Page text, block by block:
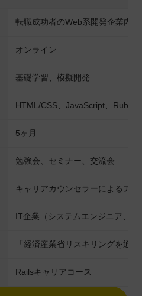
転職成功者のWeb系開発企業内
オンライン
基礎学習、模擬開発
HTML/CSS、JavaScript、Ruby
5ヶ月
勉強会、セミナー、交流会
キャリアカウンセラーによるア
IT企業（システムエンジニア、
「経済産業省リスキリングを通
Railsキャリアコース